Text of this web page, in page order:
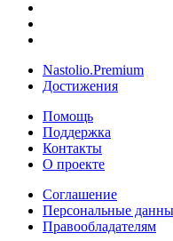
Nastolio.Premium
Достижения
Помощь
Поддержка
Контакты
О проекте
Соглашение
Персональные
Правообладателям